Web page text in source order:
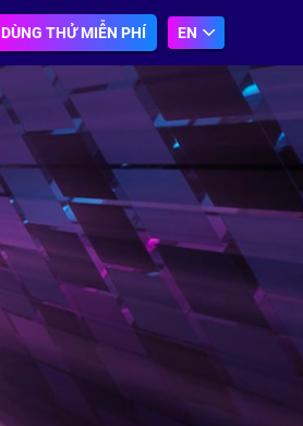
DÙNG THỬ MIỄN PHÍ EN